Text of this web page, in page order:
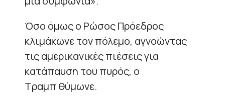
Όσο όμως ο Ρώσος Πρόεδρος
κλιμάκωνε τον πόλεμο, αγνοώντας
τις αμερικανικές πιέσεις για
κατάπαυση του πυρός, ο
Τραμπ θύμωνε.